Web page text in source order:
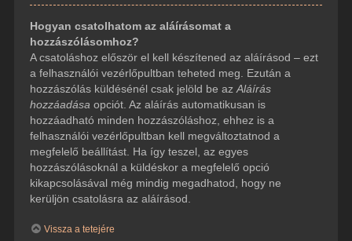
Hogyan csatolhatom az aláírásomat a
hozzászólásomhoz?
A csatoláshoz először el kell készítened az aláírásod – ezt
a felhasználói vezérlőpultban teheted meg. Ezután a
hozzászólás küldésénél csak jelöld be az Aláírás
hozzáadása opciót. Az aláírás automatikusan is
hozzáadható minden hozzászóláshoz, ehhez is a
felhasználói vezérlőpultban kell megváltoztatnod a
megfelelő beállítást. Ha így teszel, az egyes
hozzászólásoknál a küldéskor a megfelelő opció
kikapcsolásával még mindig megadhatod, hogy ne
kerüljön csatolásra az aláírásod.
Vissza a tetejére